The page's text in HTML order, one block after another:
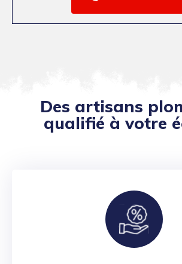
Des artisans
qualifié à votre